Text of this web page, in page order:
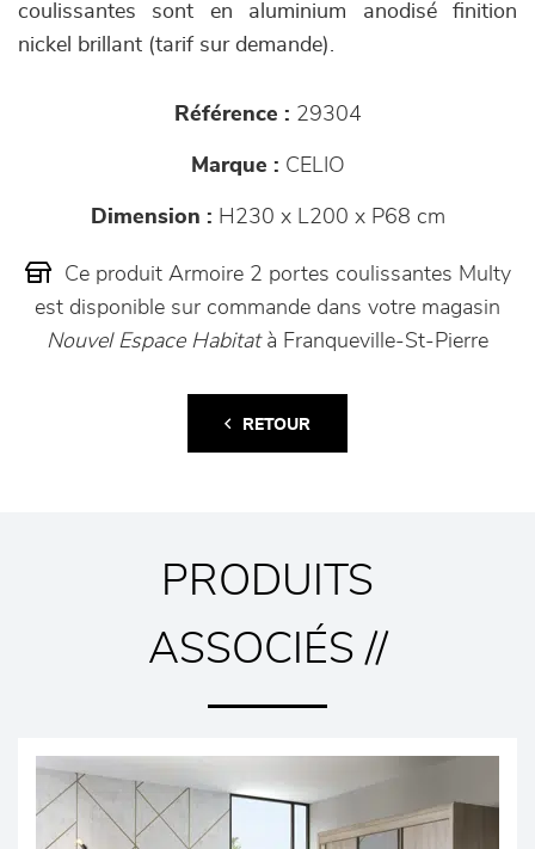
coulissantes sont en aluminium anodisé finition
nickel brillant (tarif sur demande).
Référence : 29304
Marque : CELIO
Dimension : H230 x L200 x P68 cm
Ce produit Armoire 2 portes coulissantes Multy
est disponible sur commande dans votre magasin
Nouvel Espace Habitatà Franqueville-St-Pierre
RETOUR
PRODUITS
ASSOCIÉS //